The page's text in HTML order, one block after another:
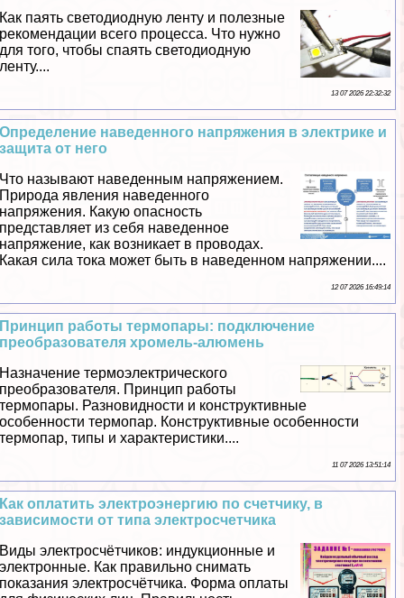
Как паять светодиодную ленту и полезные
рекомендации всего процесса. Что нужно
для того, чтобы спаять светодиодную
ленту....
13 07 2026 22:32:32
Определение наведенного напряжения в электрике и
защита от него
Что называют наведенным напряжением.
Природа явления наведенного
напряжения. Какую опасность
представляет из себя наведенное
напряжение, как возникает в проводах.
Какая сила тока может быть в наведенном напряжении....
12 07 2026 16:49:14
Принцип работы термопары: подключение
преобразователя хромель-алюмень
Назначение термоэлектрического
преобразователя. Принцип работы
термопары. Разновидности и конструктивные
особенности термопар. Конструктивные особенности
термопар, типы и хаpaктеристики....
11 07 2026 13:51:14
Как оплатить электроэнергию по счетчику, в
зависимости от типа электросчетчика
Виды электросчётчиков: индукционные и
электронные. Как правильно снимать
показания электросчётчика. Форма оплаты